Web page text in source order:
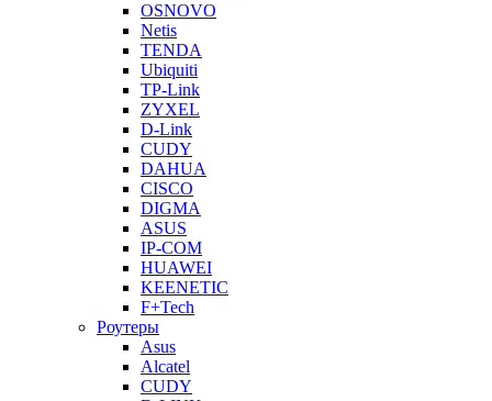
OSNOVO
Netis
TENDA
Ubiquiti
TP-Link
ZYXEL
D-Link
CUDY
DAHUA
CISCO
DIGMA
ASUS
IP-COM
HUAWEI
KEENETIC
F+Tech
Роутеры
Asus
Alcatel
CUDY